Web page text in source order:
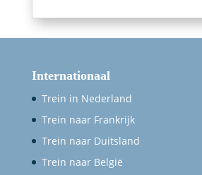
Internationaal
Trein in Nederland
Trein naar Frankrijk
Trein naar Duitsland
Trein naar België